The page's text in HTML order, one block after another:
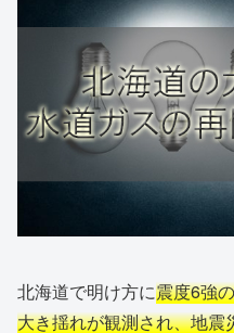
北海道で明け方に震度6強の
大き揺れが観測され、地震